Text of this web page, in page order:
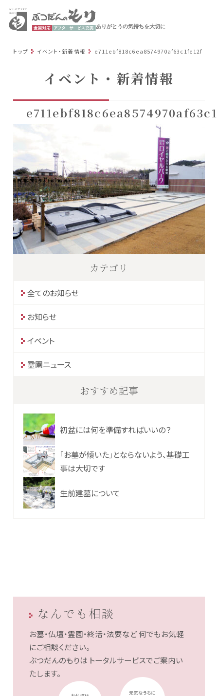
ありがとうの気持ちを大切に
トップ イベント・新着情報 e711ebf818c6ea8574970af63c1fe12f
イベント・新着情報
カテゴリ
全てのお知らせ
お知らせ
イベント
霊園ニュース
おすすめ記事
初盆には何を準備すればいいの？
「お墓が傾いた」とならないよう、基礎工
事は大切です
生前建墓について
なんでも相談
お墓・仏壇・霊園・終活・法要など何でもお気軽
にご相談ください。
ぶつだんのもりは トータルサービスでご案内い
たします。